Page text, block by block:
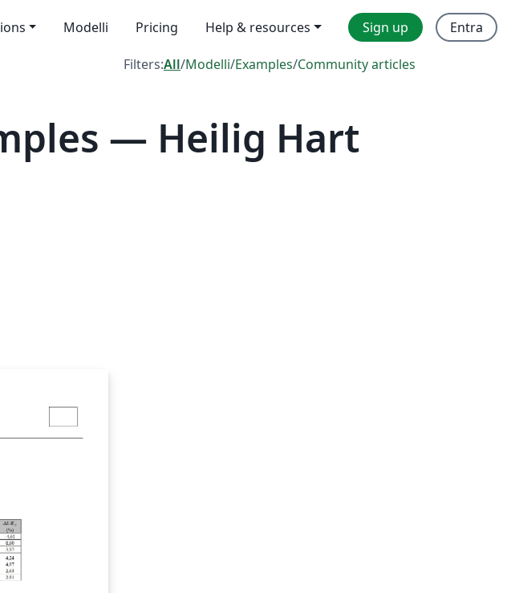
Modelli Pricing Help & resources Sign up Entra
Filters:All/Modelli/Examples/Community articles
— Heilig Hart